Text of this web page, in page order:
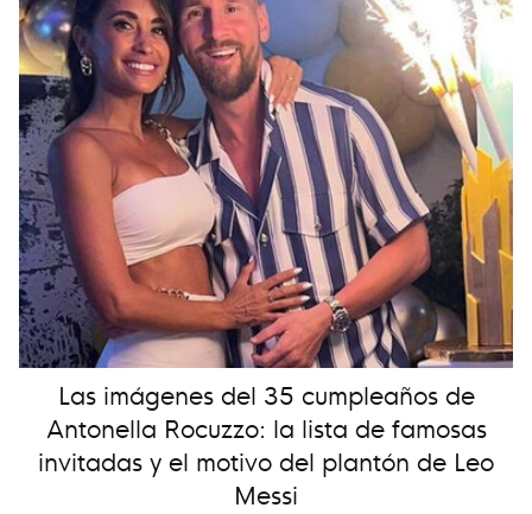
Las imágenes del 35 cumpleaños de
Antonella Rocuzzo: la lista de famosas
invitadas y el motivo del plantón de Leo
Messi